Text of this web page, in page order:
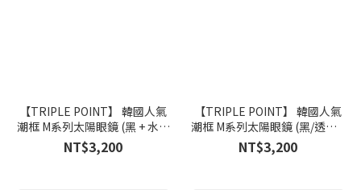
【TRIPLE POINT】 韓國人氣
潮框 M系列太陽眼鏡 (黑 + 水銀
鏡面) M BK SLMI
NT$3,200
【TRIPLE POINT】 韓國人氣
潮框 M系列太陽眼鏡 (黑/透黑 +
水銀鏡面) M BK1 SLMI
NT$3,200